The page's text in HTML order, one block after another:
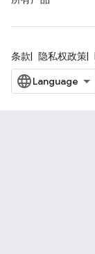
条款 隐私权政策